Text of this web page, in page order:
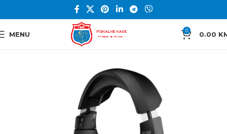
MENU 0 0.00